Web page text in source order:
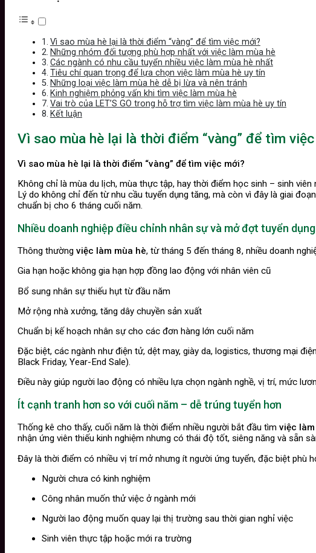
Vì sao mùa hè lại là thời điểm “vàng” để tìm việc mới?
Những nhóm đối tượng phù hợp nhất với việc làm mùa hè
Các ngành có nhu cầu tuyển nhiều việc làm mùa hè nhất
Tiêu chí quan trọng để lựa chọn việc làm mùa hè uy tín
Những loại việc làm mùa hè dễ bị lừa và nên tránh
Kinh nghiệm phỏng vấn khi tìm việc làm mùa hè
Vai trò của LET’S GO trong hỗ trợ tìm việc làm mùa hè uy tín
Kết luận
Vì sao mùa hè lại là thời điểm “vàng” để tìm
Vì sao mùa hè lại là thời điểm “vàng” để tìm việc mới?
Không chỉ là mùa du lịch, mùa thực tập, hay thời điểm học sinh – sinh
Lý do không chỉ đến từ nhu cầu tuyển dụng tăng, mà còn vì đây là giai
chuẩn bị cho 6 tháng cuối năm.
Nhiều doanh nghiệp điều chỉnh nhân sự và mở đợt tuyển
Thông thường việc làm mùa hè, từ tháng 5 đến tháng 8, nhiều doanh
Gia hạn hoặc không gia hạn hợp đồng lao động với nhân viên cũ
Bổ sung nhân sự thiếu hụt từ đầu năm
Mở rộng nhà xưởng, tăng dây chuyền sản xuất
Chuẩn bị kế hoạch nhân sự cho các đơn hàng lớn cuối năm
Đặc biệt, các ngành như điện tử, dệt may, giày da, logistics, thương mại
Black Friday, Year-End Sale).
Điều này giúp người lao động có nhiều lựa chọn ngành nghề, vị trí, mức
Ít cạnh tranh hơn so với cuối năm – dễ trúng tuyển hơn
Thống kê cho thấy, cuối năm là thời điểm nhiều người bắt đầu tìm việc
nhận ứng viên thiếu kinh nghiệm nhưng có thái độ tốt, siêng năng và sẵn
Đây là thời điểm có nhiều vị trí mở nhưng ít người ứng tuyển, đặc biệt phù
Người chưa có kinh nghiệm
Công nhân muốn thử việc ở ngành mới
Người lao động muốn quay lại thị trường sau thời gian nghỉ việc
Sinh viên thực tập hoặc mới ra trường